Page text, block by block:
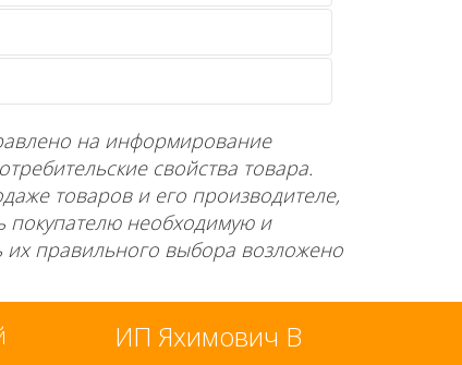
на информирование
свойства товара.
товаров и его производителе,
покупателю необходимую и
правильного выбора возложено
ИП Яхимович В